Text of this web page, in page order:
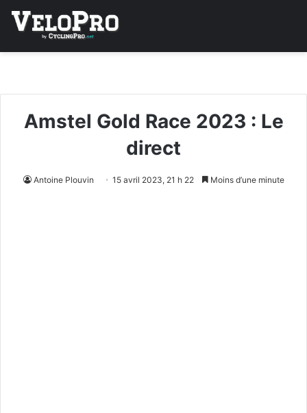
Amstel Gold Race 2023 : Le
direct
Antoine Plouvin 15 avril 2023, 21 h 22 Moins d’une minute